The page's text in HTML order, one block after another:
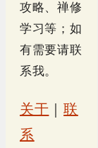
攻略、禅修
学习等；如
有需要请联
系我。
关于 ｜联
系